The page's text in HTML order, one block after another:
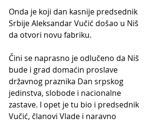
Onda je koji dan kasnije predsednik
Srbije Aleksandar Vučić došao u Niš
da otvori novu fabriku.
Čini se naprasno je odlučeno da Niš
bude i grad domaćin proslave
državnog praznika Dan srpskog
jedinstva, slobode i nacionalne
zastave. I opet je tu bio i predsednik
Vučić, članovi Vlade i naravno